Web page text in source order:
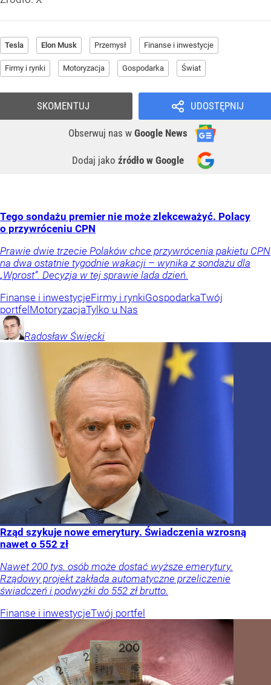
Tesla Elon Musk Przemysł Finanse i inwestycje
Firmy i rynki Motoryzacja Gospodarka Świat
UDOSTĘPNIJ
Obserwuj nas w Google News
Dodaj jako źródło w Google
SKOMENTUJ
Tego sondażu premier nie może zlekceważyć. Polacy
o przywróceniu CPN
Prawie dwie trzecie Polaków chce przywrócenia pakietu CPN
na dwa ostatnie tygodnie wakacji – wynika z sondażu dla
„Wprost”. Decyzja w tej sprawie lada dzień.
Finanse i inwestycjeFirmy i rynkiGospodarkaTwój
portfel MotoryzacjaTylko u Nas
Radosław Święcki
Rząd szykuje nowe emerytury. Świadczenia wzrosną
nawet o 552 zł
Nawet 200 tys. osób może dostać wyższe emerytury.
Rządowy projekt zakłada automatyczne przeliczenie
świadczeń i podwyżki do 552 zł brutto.
Finanse i inwestycjeTwój portfel